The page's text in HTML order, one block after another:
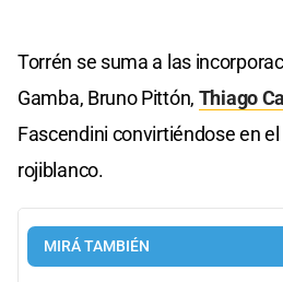
Torrén se suma a las
Gamba, Bruno Pittón, Thiago
Fascendini convirtiéndose en
rojiblanco.
MIRÁ TAMBIÉN